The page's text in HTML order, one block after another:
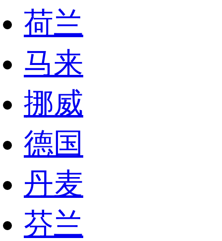
荷兰
马来
挪威
德国
丹麦
芬兰